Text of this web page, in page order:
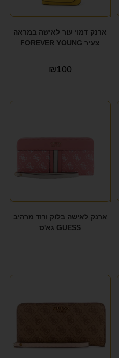
ארנק דמוי עור לאישה במראה
צעיר FOREVER YOUNG
₪100
ארנק לאישה בלוק ורוד מרהיב
GUESS גא'ס